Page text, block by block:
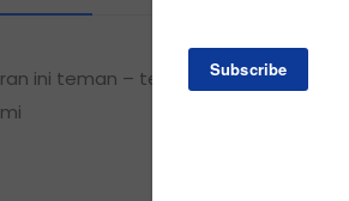
ini teman – teman akan